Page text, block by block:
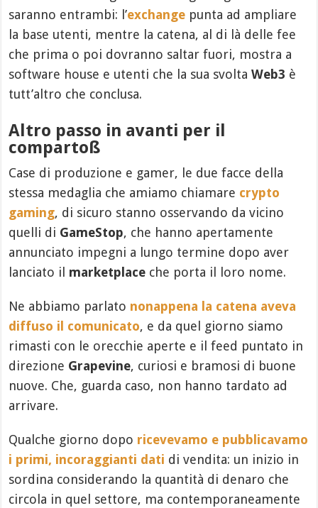
saranno entrambi: l’exchange punta ad ampliare
la base utenti, mentre la catena, al di là delle fee
che prima o poi dovranno saltar fuori, mostra a
software house e utenti che la sua svoltaWeb3 è
tutt’altro che conclusa.
Altro passo in avanti per il
compartoß
Case di produzione e gamer, le due facce della
stessa medaglia che amiamo chiamare crypto
gaming, di sicuro stanno osservando da vicino
quelli di GameStop, che hanno apertamente
annunciato impegni a lungo termine dopo aver
lanciato il marketplace che porta il loro nome.
Ne abbiamo parlato nonappena la catena aveva
diffuso il comunicato, e da quel giorno siamo
rimasti con le orecchie aperte e il feed puntato in
direzione Grapevine, curiosi e bramosi di buone
nuove. Che, guarda caso, non hanno tardato ad
arrivare.
Qualche giorno dopo ricevevamo e pubblicavamo
i primi, incoraggianti dati di vendita: un inizio in
sordina considerando la quantità di denaro che
circola in quel settore, ma contemporaneamente